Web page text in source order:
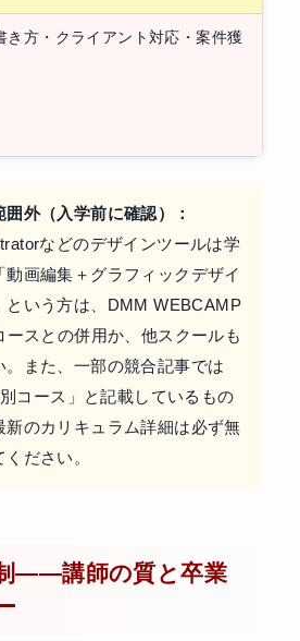
き方・クライアント対応・案件獲
外（入学前に確認）：
などのデザインツールは学
動画編集＋グラフィックデザイ
という方は、DMM WEBCAMP
ースとの併用か、他スクールも
。また、一部の競合記事では
コース」と記載しているもの
のカリキュラム詳細は必ず無
ださい。
——講師の質と卒業